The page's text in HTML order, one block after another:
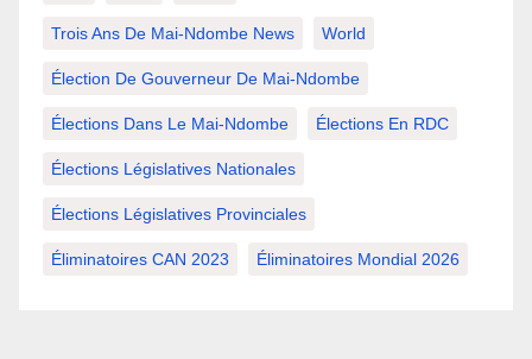
Trois Ans De Mai-Ndombe News World
Élection De Gouverneur De Mai-Ndombe
Élections Dans Le Mai-Ndombe Élections En RDC
Élections Législatives Nationales
Élections Législatives Provinciales
Éliminatoires CAN 2023 Éliminatoires Mondial 2026